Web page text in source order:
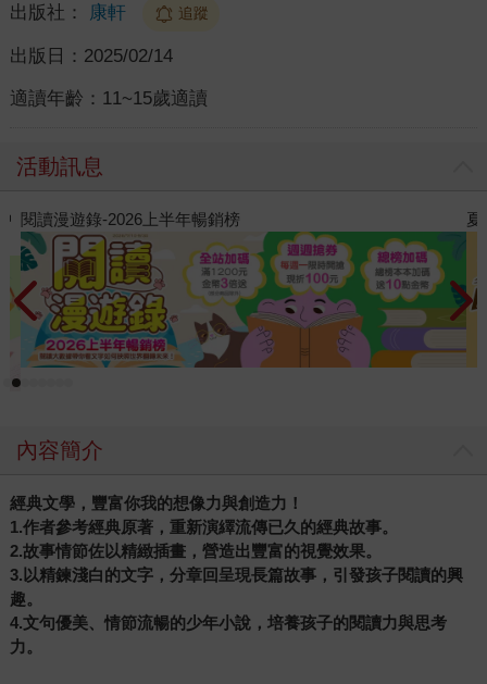
出版社： 康軒 追蹤
出版日： 2025/02/14
適讀年齡： 11~15歲適讀
活動訊息
夏日閱讀大冒險
內容簡介
經典文學，豐富你我的想像力與創造力！
1.作者參考經典原著，重新演繹流傳已久的經典故事。
2.故事情節佐以精緻插畫，營造出豐富的視覺效果。
3.以精鍊淺白的文字，分章回呈現長篇故事，引發孩子閱讀的興
趣。
4.文句優美、情節流暢的少年小說，培養孩子的閱讀力與思考
力。